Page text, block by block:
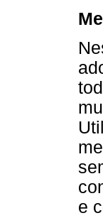
e